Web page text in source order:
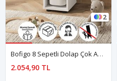
2
Bofigo 8 Sepetli Dolap Çok Amaçlı Dolap Oyuncak Dolabı Dilara Beyaz
2.054,90 TL